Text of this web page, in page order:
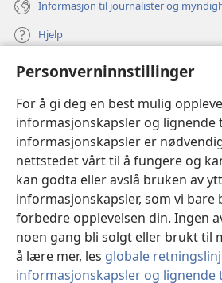
Personverninnstillinger
For å gi deg en best mulig
informasjonskapsler og lignende
informasjonskapsler er
nettstedet vårt til å fungere og
kan godta eller avslå bruken av
informasjonskapsler, som vi bare
forbedre opplevelsen din. Ingen
noen gang bli solgt eller brukt til
å lære mer, les globale
informasjonskapsler og lignende
Informasjon til journalister og
Hjelp
Bidrag
(åpner
nytt
vindu)Watchtower ONLINE LIBRARY™
(åpner
nytt
vindu) JW Hub
(åpner
nytt
vindu)JW Library ®
Watchtower Library